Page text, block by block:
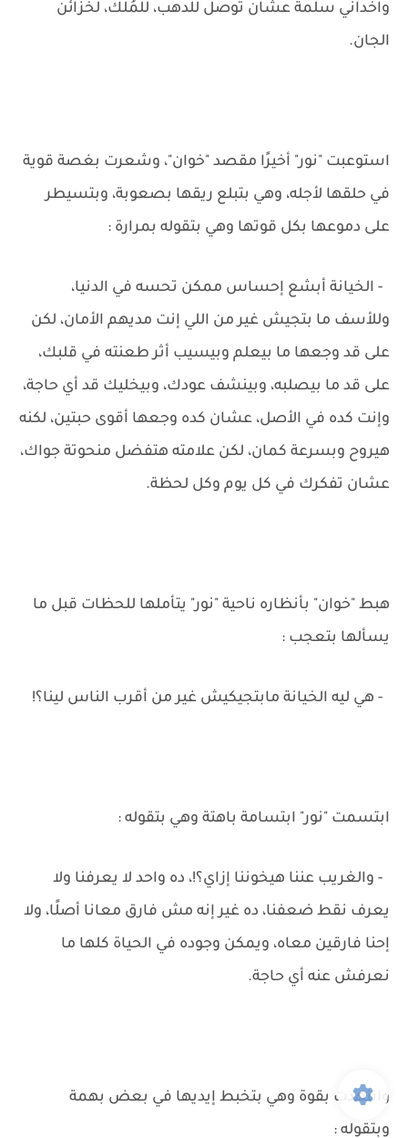
واخداني سلمة عشان توصل للدهب، للمُلك، لخزائن
الجان.
استوعبت "نور" أخيرًا مقصد "خوان"، وشعرت بغصة قوية
في حلقها لأجله، وهي بتبلع ريقها بصعوبة، وبتسيطر
على دموعها بكل قوتها وهي بتقوله بمرارة :
- الخيانة أبشع إحساس ممكن تحسه في الدنيا،
وللأسف ما بتجيش غير من اللي إنت مديهم الأمان، لكن
على قد وجعها ما بيعلم وبيسيب أثر طعنته في قلبك،
على قد ما بيصلبه، وبينشف عودك، وبيخليك قد أي حاجة،
وإنت كده في الأصل، عشان كده وجعها أقوى حبتين، لكنه
هيروح وبسرعة كمان، لكن علامته هتفضل منحوتة جواك،
عشان تفكرك في كل يوم وكل لحظة.
هبط "خوان" بأنظاره ناحية "نور" يتأملها للحظات قبل ما
يسألها بتعجب :
- هي ليه الخيانة مابتجيكيش غير من أقرب الناس لينا؟!
ابتسمت "نور" ابتسامة باهتة وهي بتقوله :
- والغريب عننا هيخوننا إزاي؟!، ده واحد لا يعرفنا ولا
يعرف نقط ضعفنا، ده غير إنه مش فارق معانا أصلًا، ولا
إحنا فارقين معاه، ويمكن وجوده في الحياة كلها ما
نعرفش عنه أي حاجة.
واتنهدت بقوة وهي بتخبط إيديها في بعض بهمة
وبتقوله :